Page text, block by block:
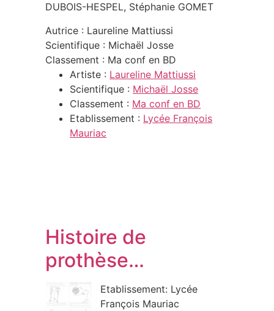
DUBOIS-HESPEL, Stéphanie GOMET
Autrice : Laureline Mattiussi
Scientifique : Michaël Josse
Classement : Ma conf en BD
Artiste : Laureline Mattiussi
Scientifique : Michaël Josse
Classement : Ma conf en BD
Etablissement : Lycée François
Mauriac
Histoire de
prothèse…
Etablissement: Lycée
François Mauriac